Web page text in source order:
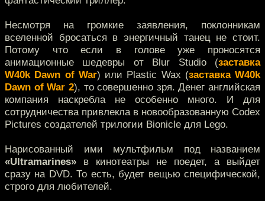
Несмотря на громкие заявления, поклонникам
вселенной бросаться в энергичный танец не стоит.
Потому что если в голове уже проносятся
анимационные шедевры от Blur Studio (заставка
W40k Dawn of War) или Plastic Wax (заставка W40k
Dawn of War 2), то совершенно зря. Денег английская
компания наскребла не особенно много. И для
сотрудничества привлекла в новообразованную Codex
Pictures создателей трилогии Bionicle для Lego.
Нарисованный ими мультфильм под названием
«Ultramarines» в кинотеатры не поедет, а выйдет
сразу на DVD. То есть, будет вещью специфической,
строго для любителей.